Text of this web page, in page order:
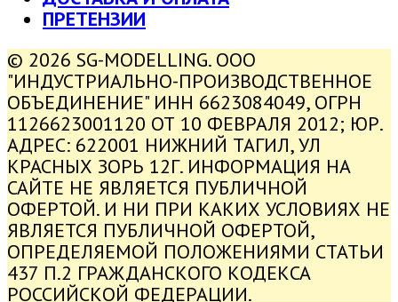
ПРЕТЕНЗИИ
© 2026 SG-MODELLING. ООО
"ИНДУСТРИАЛЬНО-ПРОИЗВОДСТВЕННОЕ
ОБЪЕДИНЕНИЕ" ИНН 6623084049, ОГРН
1126623001120 ОТ 10 ФЕВРАЛЯ 2012; ЮР.
АДРЕС: 622001 НИЖНИЙ ТАГИЛ, УЛ
КРАСНЫХ ЗОРЬ 12Г. ИНФОРМАЦИЯ НА
САЙТЕ НЕ ЯВЛЯЕТСЯ ПУБЛИЧНОЙ
ОФЕРТОЙ. И НИ ПРИ КАКИХ УСЛОВИЯХ НЕ
ЯВЛЯЕТСЯ ПУБЛИЧНОЙ ОФЕРТОЙ,
ОПРЕДЕЛЯЕМОЙ ПОЛОЖЕНИЯМИ СТАТЬИ
437 П.2 ГРАЖДАНСКОГО КОДЕКСА
РОССИЙСКОЙ ФЕДЕРАЦИИ.